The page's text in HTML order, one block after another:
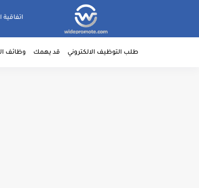
طلب التوظيف الالكتروني قد يهمك وظائف